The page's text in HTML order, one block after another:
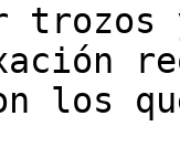
trozos
los